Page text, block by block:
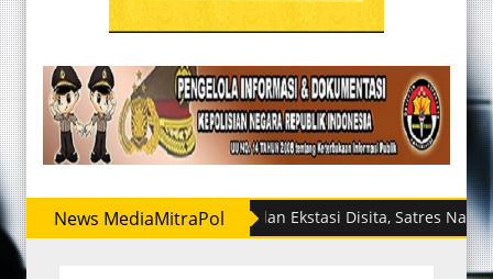
News MediaMitraPolSabu dan Ekstasi Disita, Satres Narkoba